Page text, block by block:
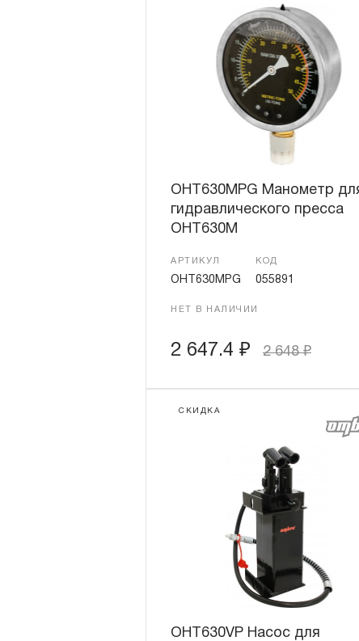
OHT630MPG Манометр
гидравлического пресса
OHT630М
АРТИКУЛ
OHT630MPG
КОД
055891
НЕТ В НАЛИЧИИ
2 647.4 ₽ 2 648₽
СКИДКА
OHT630VP Насос для